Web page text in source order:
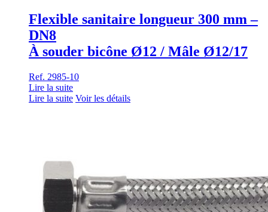
Flexible sanitaire longueur 300 mm –
DN8
À souder bicône Ø12 / Mâle Ø12/17
Ref. 2985-10
Lire la suite
Lire la suite Voir les détails